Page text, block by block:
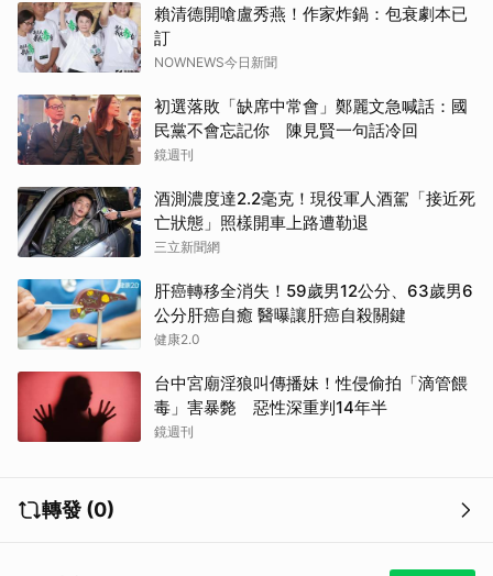
賴清德開嗆盧秀燕！作家炸鍋：包衰劇本已
訂
NOWNEWS今日新聞
初選落敗「缺席中常會」鄭麗文急喊話：國
民黨不會忘記你 陳見賢一句話冷回
鏡週刊
酒測濃度達2.2毫克！現役軍人酒駕「接近死
亡狀態」照樣開車上路遭勒退
三立新聞網
肝癌轉移全消失！59歲男12公分、63歲男6
公分肝癌自癒 醫曝讓肝癌自殺關鍵
健康2.0
台中宮廟淫狼叫傳播妹！性侵偷拍「滴管餵
毒」害暴斃 惡性深重判14年半
鏡週刊
轉發 (0)